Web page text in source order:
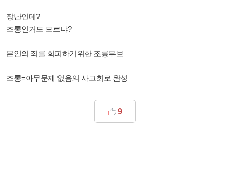
장난인데?
조롱인거도 모르냐?
본인의 죄를 회피하기위한 조롱무브
조롱=아무문제 없음의 사고회로 완성
9